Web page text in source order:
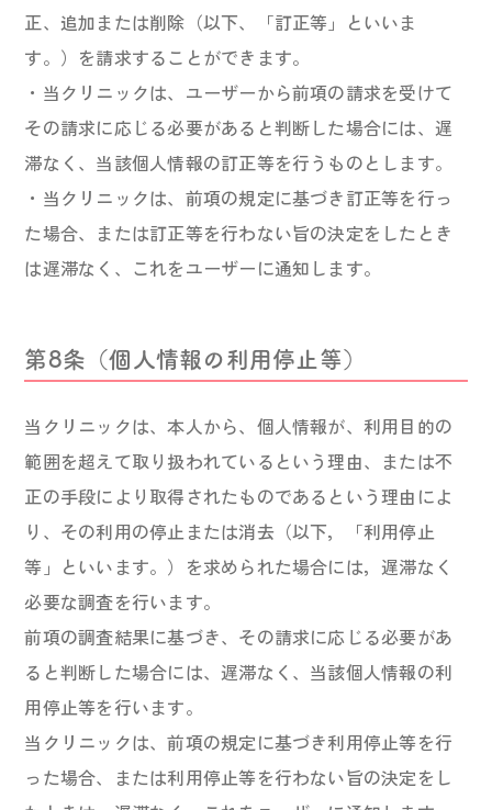
正、追加または削除（以下、「訂正等」といいま
す。）を請求することができます。
・当クリニックは、ユーザーから前項の請求を受けて
その請求に応じる必要があると判断した場合には、遅
滞なく、当該個人情報の訂正等を行うものとします。
・当クリニックは、前項の規定に基づき訂正等を行っ
た場合、または訂正等を行わない旨の決定をしたとき
は遅滞なく、これをユーザーに通知します。
第8条（個人情報の利用停止等）
当クリニックは、本人から、個人情報が、利用目的の
範囲を超えて取り扱われているという理由、または不
正の手段により取得されたものであるという理由によ
り、その利用の停止または消去（以下，「利用停止
等」といいます。）を求められた場合には，遅滞なく
必要な調査を行います。
前項の調査結果に基づき、その請求に応じる必要があ
ると判断した場合には、遅滞なく、当該個人情報の利
用停止等を行います。
当クリニックは、前項の規定に基づき利用停止等を行
った場合、または利用停止等を行わない旨の決定をし